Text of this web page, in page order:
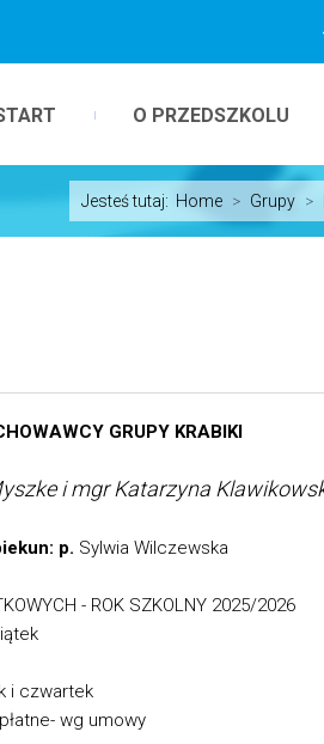
O PRZEDSZKOLU
Jesteś tutaj: Home > Grupy >
GRUPY KRABIKI
i mgr Katarzyna
p. Sylwia Wilczewska
- ROK SZKOLNY 2025/2026
i czwartek
wg umowy